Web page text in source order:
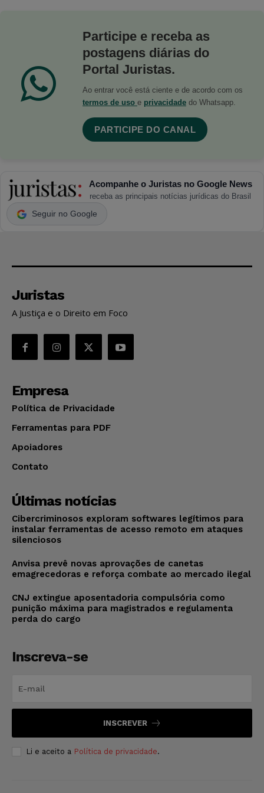
Participe e receba as
postagens diárias do
Portal Juristas.
Ao entrar você está ciente e de acordo com os
termos de uso e privacidade do Whatsapp.
PARTICIPE DO CANAL
Acompanhe o Juristas no Google News
receba as principais notícias jurídicas do Brasil
Seguir no Google
Juristas
A Justiça e o Direito em Foco
Empresa
Política de Privacidade
Ferramentas para PDF
Apoiadores
Contato
Últimas notícias
Cibercriminosos exploram softwares legítimos para
instalar ferramentas de acesso remoto em ataques
silenciosos
Anvisa prevê novas aprovações de canetas
emagrecedoras e reforça combate ao mercado ilegal
CNJ extingue aposentadoria compulsória como
punição máxima para magistrados e regulamenta
perda do cargo
Inscreva-se
INSCREVER
Li e aceito a Política de privacidade.